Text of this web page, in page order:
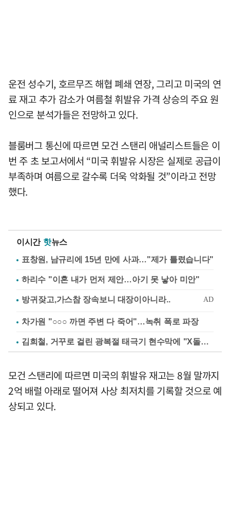
운전 성수기, 호르무즈 해협 폐쇄 연장, 그리고 미국의 연
료 재고 추가 감소가 여름철 휘발유 가격 상승의 주요 원
인으로 분석가들은 전망하고 있다.
블룸버그 통신에 따르면 모건 스탠리 애널리스트들은 이
번 주 초 보고서에서 “미국 휘발유 시장은 실제로 공급이
부족하며 여름으로 갈수록 더욱 악화될 것”이라고 전망
했다.
이시간 핫뉴스
표창원, 남규리에 15년 만에 사과…"제가 틀렸습니다"
하리수 "이혼 내가 먼저 제안…아기 못 낳아 미안"
차가원 "○○○ 까면 주변 다 죽어"…녹취 폭로 파장
김희철, 거꾸로 걸린 광복절 태극기 현수막에 "X돌았네"
모건 스탠리에 따르면 미국의 휘발유 재고는 8월 말까지
2억 배럴 아래로 떨어져 사상 최저치를 기록할 것으로 예
상되고 있다.